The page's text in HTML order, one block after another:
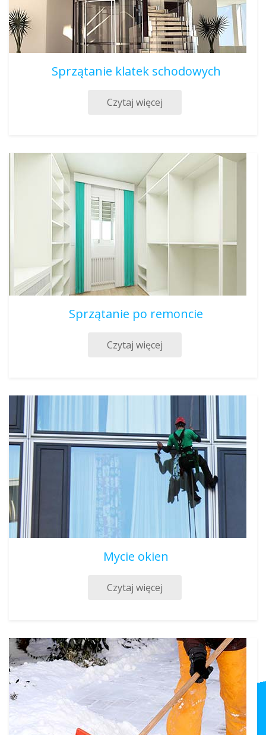
Sprzątanie klatek schodowych
Czytaj więcej
Sprzątanie po remoncie
Czytaj więcej
Mycie okien
Czytaj więcej